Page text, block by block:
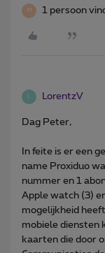
M 1 persoon
L LorentzV
Dag Peter,
In feite is er een
name Proxiduo
nummer en 1
Apple watch (3)
mogelijkheid
mobiele diensten
kaarten die door